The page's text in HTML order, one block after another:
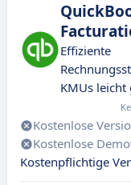
Effiziente
KMUs leicht
Kostenlose
Kostenlose
Kostenpflichtige